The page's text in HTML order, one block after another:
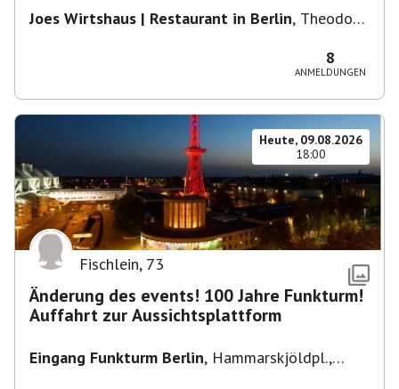
Joes Wirtshaus | Restaurant in Berlin, Theodor-
8
ANMELDUNGEN
Heute, 09.08.2026
18:00
Fischlein, 73
Änderung des events! 100 Jahre Funkturm!
Auffahrt zur Aussichtsplattform
Eingang Funkturm Berlin, Hammarskjöldpl.,